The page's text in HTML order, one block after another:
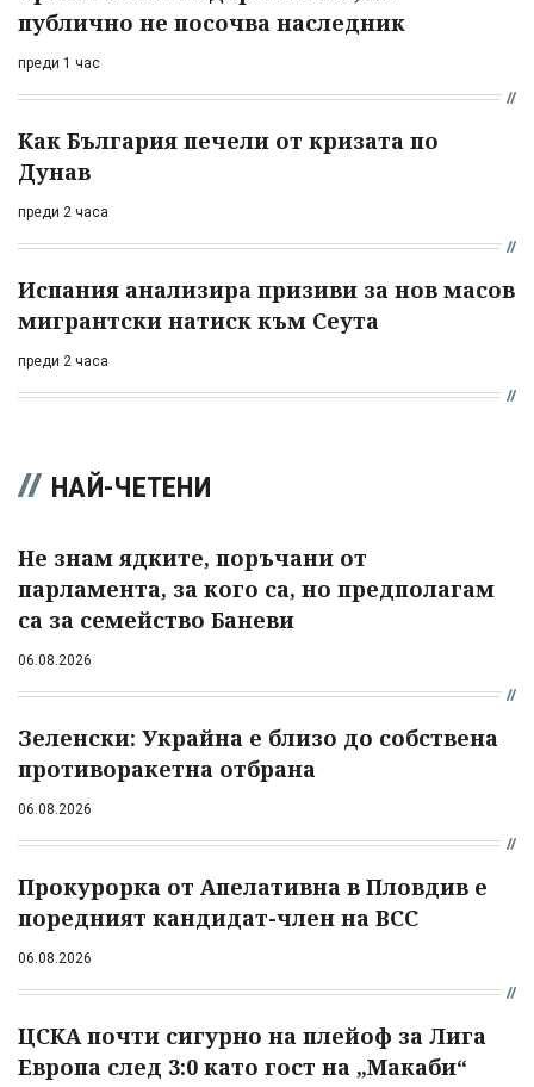
публично не посочва наследник
преди 1 час
Как България печели от кризата по
Дунав
преди 2 часа
Испания анализира призиви за нов масов
мигрантски натиск към Сеута
преди 2 часа
НАЙ-ЧЕТЕНИ
Не знам ядките, поръчани от
парламента, за кого са, но предполагам
са за семейство Баневи
06.08.2026
Зеленски: Украйна е близо до собствена
противоракетна отбрана
06.08.2026
Прокурорка от Апелативна в Пловдив е
поредният кандидат-член на ВСС
06.08.2026
ЦСКА почти сигурно на плейоф за Лига
Европа след 3:0 като гост на „Макаби“